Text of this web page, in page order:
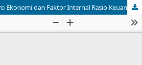
Analisis Faktor Makro Ekonomi dan Faktor Internal Rasio Keuangan Terhadap Harga Saham Indeks LQ-45 yang Terdaftar di Bursa Efek Indonesia (Bei) Periode 2018-2022